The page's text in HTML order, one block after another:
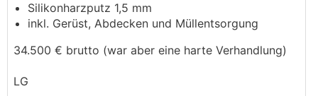
Silikonharzputz 1,5 mm
inkl. Gerüst, Abdecken und Müllentsorgung
34.500 € brutto (war aber eine harte Verhandlung)
LG